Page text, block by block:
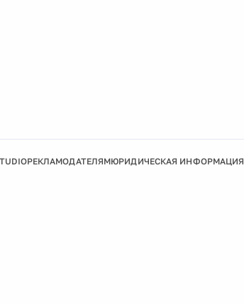
РЕКЛАМОДАТЕЛЯМЮРИДИЧЕСКАЯ ИНФОРМАЦИЯ